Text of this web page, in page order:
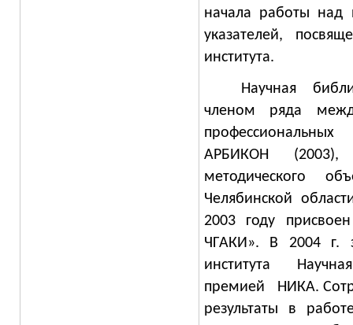
начала работы над
указателей,
института.
Научная
членом ряда
АРБИКОН
методического
Челябинской
2003 году
ЧГАКИ». В 2004 г.
института
премией НИКА.
результаты в